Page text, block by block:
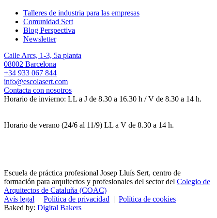
Talleres de industria para las empresas
Comunidad Sert
Blog Perspectiva
Newsletter
Calle Arcs, 1-3, 5a planta
08002 Barcelona
+34 933 067 844
info@escolasert.com
Contacta con nosotros
Horario de invierno: LL a J de 8.30 a 16.30 h / V de 8.30 a 14 h.
Horario de verano (24/6 al 11/9) LL a V de 8.30 a 14 h.
Escuela de práctica profesional Josep Lluís Sert, centro de
formación para arquitectos y profesionales del sector del Colegio de
Arquitectos de Cataluña (COAC)
Avís legal | Política de privacidad | Política de cookies
Baked by: Digital Bakers